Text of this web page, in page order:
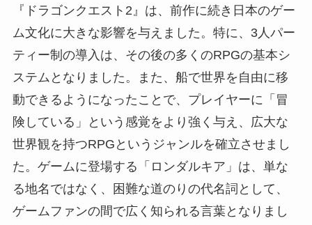
『ドラゴンクエスト2』は、前作に続き日本のゲー
ム文化に大きな影響を与えました。特に、3人パー
ティー制の導入は、その後の多くのRPGの基本シ
ステムとなりました。また、船で世界を自由に移
動できるようになったことで、プレイヤーに「冒
険している」という感覚をより強く与え、広大な
世界観を持つRPGというジャンルを確立させまし
た。ゲームに登場する「ロンダルキア」は、単な
る地名ではなく、困難な道のりの代名詞として、
ゲームファンの間で広く知られる言葉となりまし